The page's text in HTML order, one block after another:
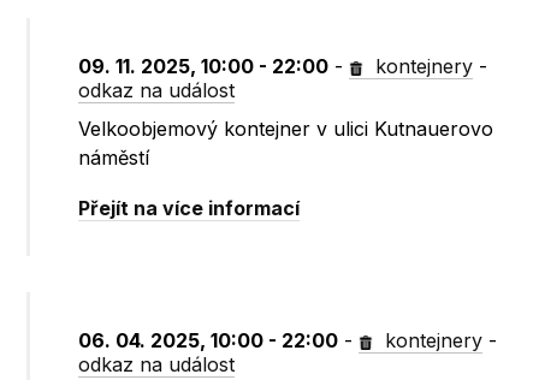
09. 11. 2025, 10:00 - 22:00 - kontejnery -
odkaz na událost
Velkoobjemový kontejner v ulici Kutnauerovo
náměstí
Přejít na více informací
06. 04. 2025, 10:00 - 22:00 - kontejnery -
odkaz na událost